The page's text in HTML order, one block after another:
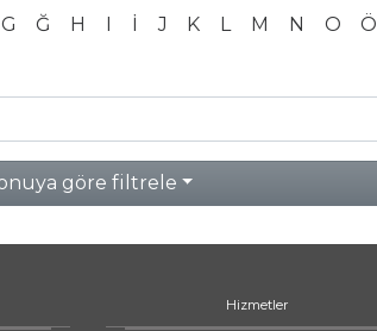
G Ğ H I İ J K L M N O Ö
göre filtrele
Hizmetler